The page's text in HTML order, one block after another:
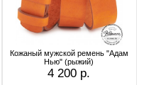
Кожаный мужской ремень "Адам
Нью" (рыжий)
4 200 р.